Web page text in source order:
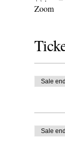
Zoom
Sale
Sale